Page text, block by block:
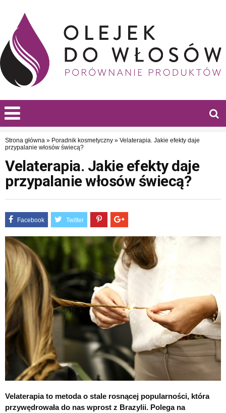
Strona główna » Poradnik kosmetyczny » Velaterapia. Jakie efekty daje
przypalanie włosów świecą?
Velaterapia. Jakie efekty daje
przypalanie włosów świecą?
Velaterapia to metoda o stale rosnącej popularności, która
przywędrowała do nas wprost z Brazylii. Polega na